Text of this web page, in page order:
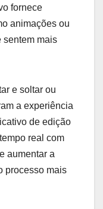
fornece
animações ou
sentem mais
e soltar ou
a experiência
de edição
real com
aumentar a
processo mais